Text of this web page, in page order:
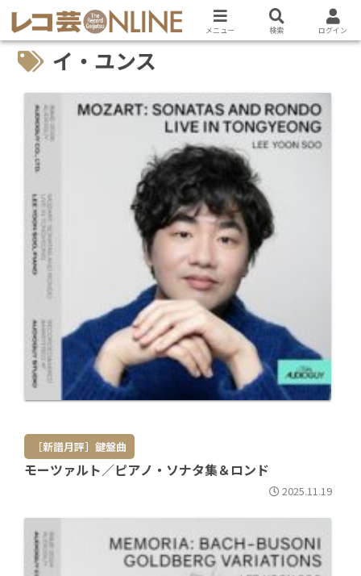
イ・ユンス
［新譜月評］鍵盤曲
モーツァルト／ピアノ・ソナタ集＆ロンド
2025.11.19
メニュー 検索 ログイン